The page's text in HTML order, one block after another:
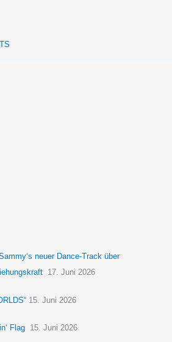
neuer Dance-Track über
17. Juni 2026
15. Juni 2026
Flag 15. Juni 2026